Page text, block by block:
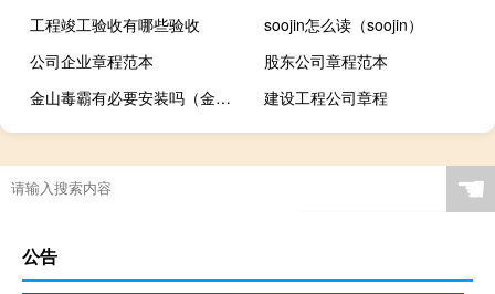
工程竣工验收有哪些验收
soojin怎么读（soojin）
公司企业章程范本
股东公司章程范本
金山毒霸有必要安装吗（金山毒霸2012）
建设工程公司章程
☚
公告